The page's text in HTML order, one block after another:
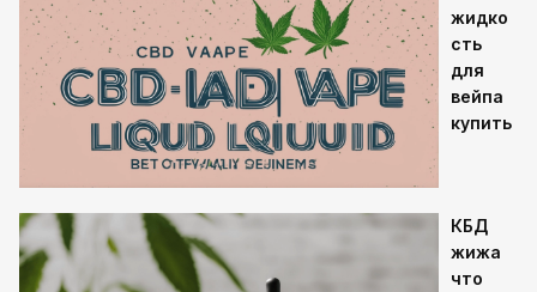
жидко
сть
для
вейпа
купить
КБД
жижа
что